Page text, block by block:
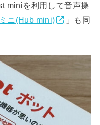
miniを利用して音声操
ニ(Hub mini)
」も同